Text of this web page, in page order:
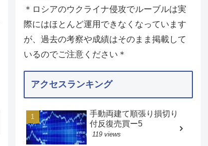
＊ロシアのウクライナ侵攻でルーブルは実
際にはほとんど運用できなくなっています
が、過去の考察や成績はそのまま掲載して
いるのでご注意ください＊
アクセスランキング
手動両建て順張り損切り
付反復売買ー5
119 views